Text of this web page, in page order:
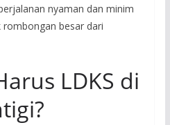
nyaman dan minim
besar dari
LDKS di